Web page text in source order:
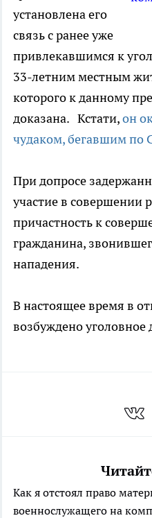
установлена его
связь с ранее уже
привлекавшимся к
33-летним местным
которого к данному
доказана. Кстати,он
чудаком, бегавшим по
При допросе
участие в совершении
причастность к
гражданина,
нападения.
В настоящее время в
возбуждено уголовное
Как я отстоял право
военнослужащего на